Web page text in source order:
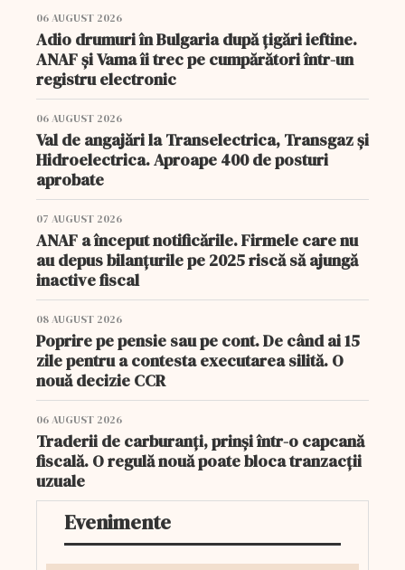
06 AUGUST 2026
Adio drumuri în Bulgaria după țigări ieftine.
ANAF și Vama îi trec pe cumpărători într-un
registru electronic
06 AUGUST 2026
Val de angajări la Transelectrica, Transgaz și
Hidroelectrica. Aproape 400 de posturi
aprobate
07 AUGUST 2026
ANAF a început notificările. Firmele care nu
au depus bilanțurile pe 2025 riscă să ajungă
inactive fiscal
08 AUGUST 2026
Poprire pe pensie sau pe cont. De când ai 15
zile pentru a contesta executarea silită. O
nouă decizie CCR
06 AUGUST 2026
Traderii de carburanți, prinși într-o capcană
fiscală. O regulă nouă poate bloca tranzacții
uzuale
Evenimente